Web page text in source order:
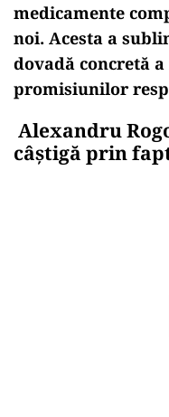
medicamente
noi. Acesta a
dovadă concretă
promisiunilor
Alexandru
câștigă prin